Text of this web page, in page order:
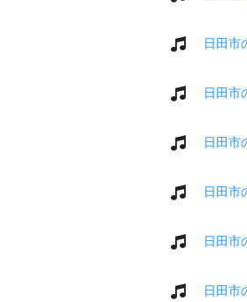
日田市
日田市
日田市
日田市
日田市
日田市